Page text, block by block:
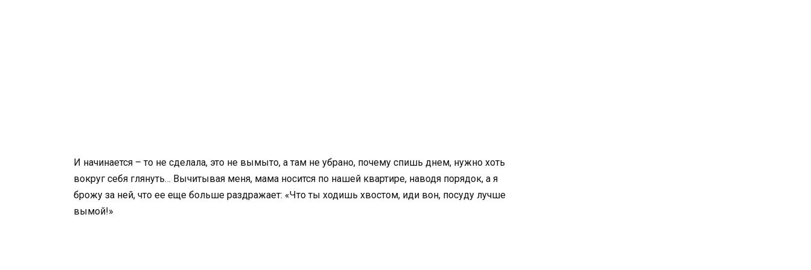
И начинается – то не сделала, это не вымыто, а там не убрано, почему спишь днем, нужно хоть
вокруг себя глянуть… Вычитывая меня, мама носится по нашей квартире, наводя порядок, а я
брожу за ней, что ее еще больше раздражает: «Что ты ходишь хвостом, иди вон, посуду лучше
вымой!»